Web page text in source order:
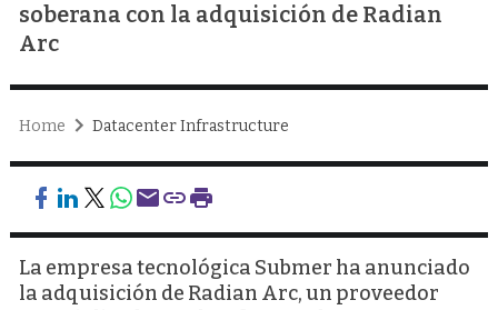
soberana con la adquisición de Radian
Arc
Home Datacenter Infrastructure
La empresa tecnológica Submer ha anunciado
la adquisición de Radian Arc, un proveedor